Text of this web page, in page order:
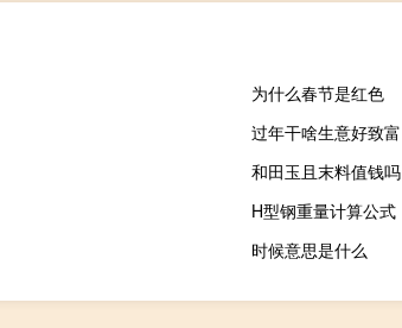
为什么春节是红色
过年干啥生意好致富
和田玉且末料值钱吗
H型钢重量计算公式
时候意思是什么